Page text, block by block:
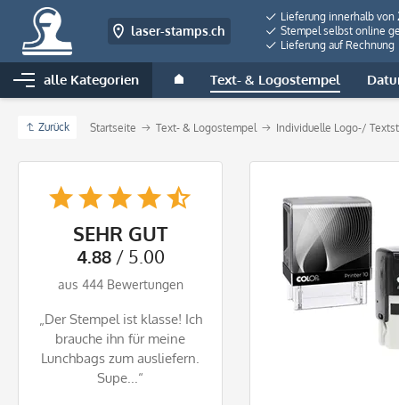
laser-stamps.ch
Lieferung innerhalb von
Stempel selbst online
Lieferung auf Rechnung
alle Kategorien Text- & Logostempel
Zurück Startseite Text- & Logostempel Individuelle Logo-/
SEHR GUT
4.88/ 5.00
aus 444 Bewertungen
„Der Stempel ist klasse! Ich
brauche ihn für meine
Lunchbags zum ausliefern.
Supe...“